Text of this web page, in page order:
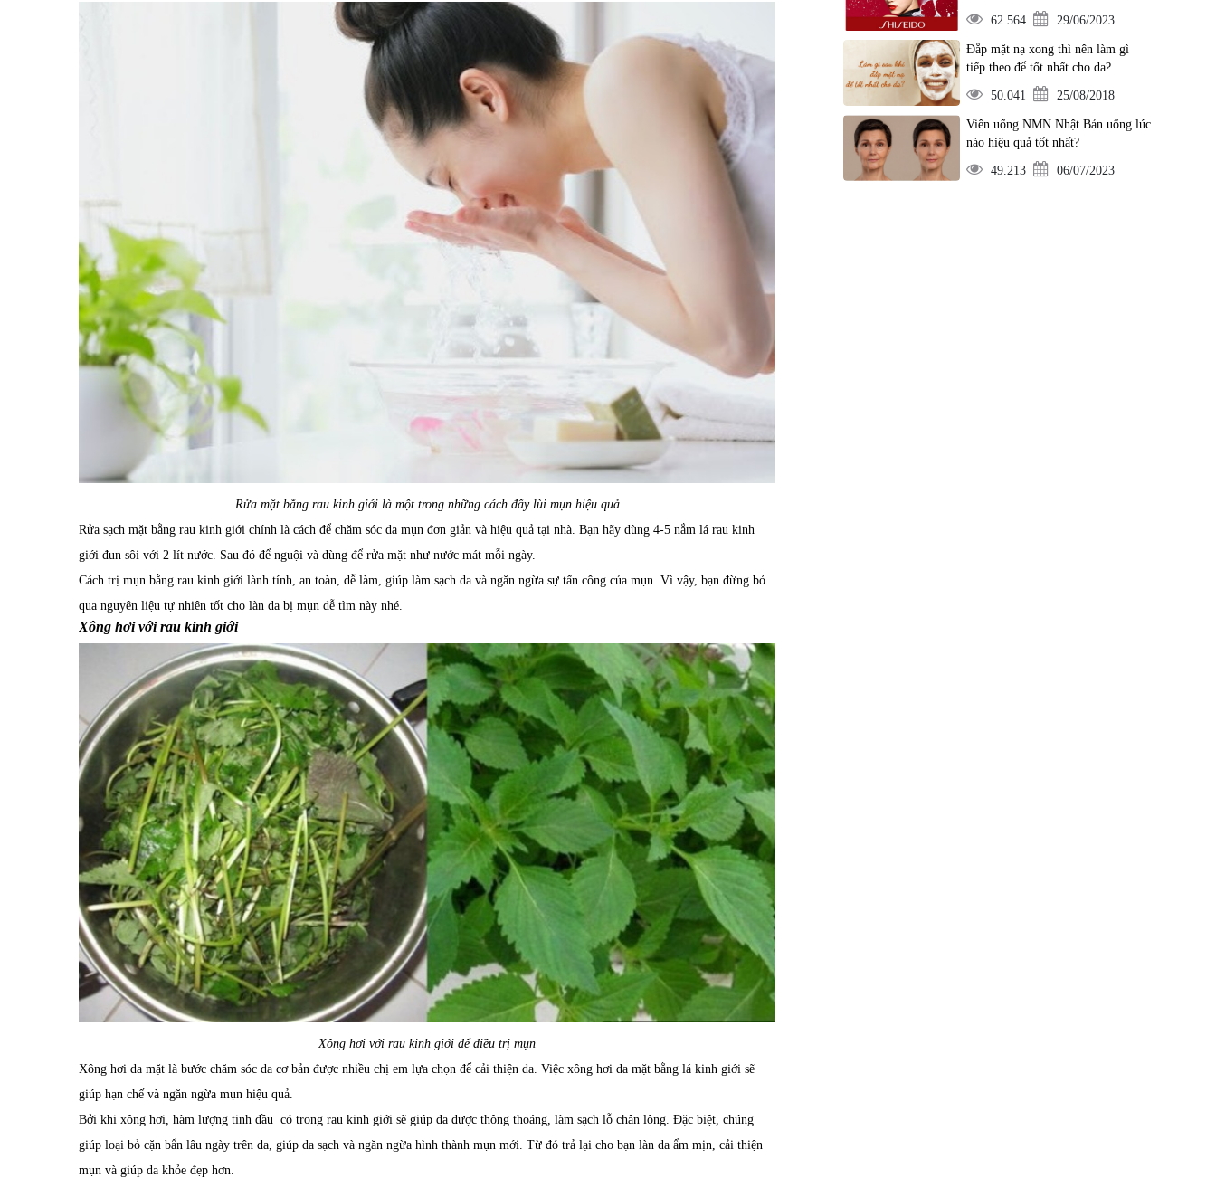
Rửa mặt bằng rau kinh giới là một trong những cách đẩy lùi mụn hiệu quả
Rửa sạch mặt bằng rau kinh giới chính là cách để chăm sóc da mụn đơn giản và hiệu quả tại nhà. Bạn hãy dùng 4-5 nắm lá rau kinh
giới đun sôi với 2 lít nước. Sau đó để nguội và dùng để rửa mặt như nước mát mỗi ngày.
Cách trị mụn bằng rau kinh giới lành tính, an toàn, dễ làm, giúp làm sạch da và ngăn ngừa sự tấn công của mụn. Vì vậy, bạn đừng bỏ
qua nguyên liệu tự nhiên tốt cho làn da bị mụn dễ tìm này nhé.
Xông hơi với rau kinh giới
Xông hơi với rau kinh giới để điều trị mụn
Xông hơi da mặt là bước chăm sóc da cơ bản được nhiều chị em lựa chọn để cải thiện da. Việc xông hơi da mặt bằng lá kinh giới sẽ
giúp hạn chế và ngăn ngừa mụn hiệu quả.
Bởi khi xông hơi, hàm lượng tinh dầu có trong rau kinh giới sẽ giúp da được thông thoáng, làm sạch lỗ chân lông. Đặc biệt, chúng
giúp loại bỏ cặn bẩn lâu ngày trên da, giúp da sạch và ngăn ngừa hình thành mụn mới. Từ đó trả lại cho bạn làn da ẩm mịn, cải thiện
mụn và giúp da khỏe đẹp hơn.
nhất
62.564 29/06/2023
Đắp mặt nạ xong thì nên làm gì
tiếp theo để tốt nhất cho da?
50.041 25/08/2018
Viên uống NMN Nhật Bản uống lúc
nào hiệu quả tốt nhất?
49.213 06/07/2023